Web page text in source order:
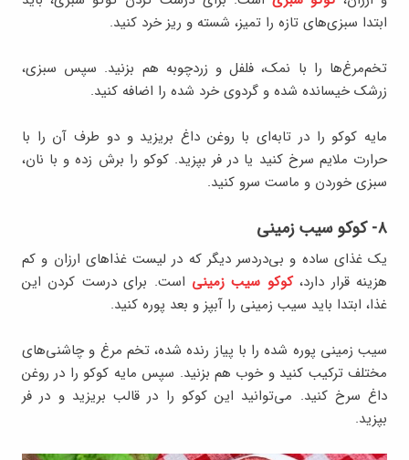
ابتدا سبزی‌های تازه را تمیز، شسته و ریز خرد کنید.
تخم‌مرغ‌ها را با نمک، فلفل و زردچوبه هم بزنید. سپس سبزی،
زرشک خیسانده شده و گردوی خرد شده را اضافه کنید.
مایه کوکو را در تابه‌ای با روغن داغ بریزید و دو طرف آن را با
حرارت ملایم سرخ کنید یا در فر بپزید. کوکو را برش زده و با نان،
سبزی خوردن و ماست سرو کنید.
۸- کوکو سیب زمینی
یک غذای ساده و بی‌دردسر دیگر که در لیست غذاهای ارزان و کم
هزینه قرار دارد،کوکو سیب زمینی است. برای درست کردن این
غذا، ابتدا باید سیب زمینی را آبپز و بعد پوره کنید.
سیب زمینی پوره شده را با پیاز رنده شده، تخم مرغ و چاشنی‌های
مختلف ترکیب کنید و خوب هم بزنید. سپس مایه کوکو را در روغن
داغ سرخ کنید. می‌توانید این کوکو را در قالب بریزید و در فر
بپزید.